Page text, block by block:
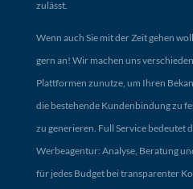
zulässt.
Wenn auch Sie mit der Zeit gehen
gern an! Wir machen uns
Plattformen zunutze, um Ihren
die bestehende Kundenbindung zu
zu generieren. Full Service bedeutet
Werbeagentur: Analyse, Beratung
für jedes Budget bei transparenter